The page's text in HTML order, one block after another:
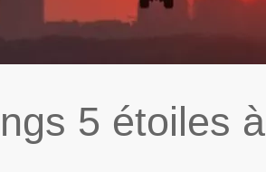
5 étoiles à